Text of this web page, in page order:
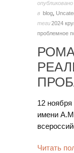
опубликовано
в blog
теги2024
проблемное
12 ноября
имени
Читать